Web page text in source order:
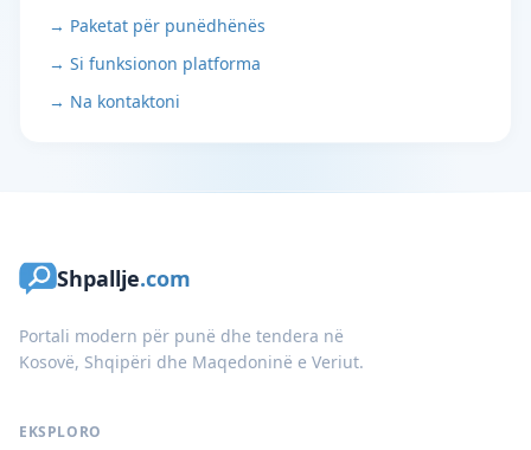
→ Paketat për punëdhënës
→ Si funksionon platforma
→ Na kontaktoni
Shpallje.com
Portali modern për punë dhe tendera në
Kosovë, Shqipëri dhe Maqedoninë e Veriut.
EKSPLORO